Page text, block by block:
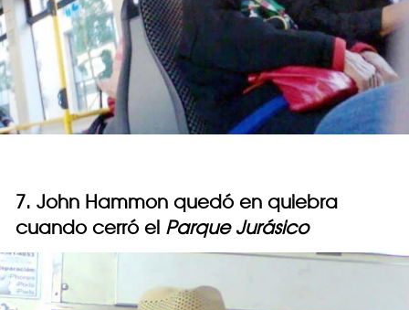
7. John Hammon quedó en quiebra
cuando cerró el Parque Jurásico